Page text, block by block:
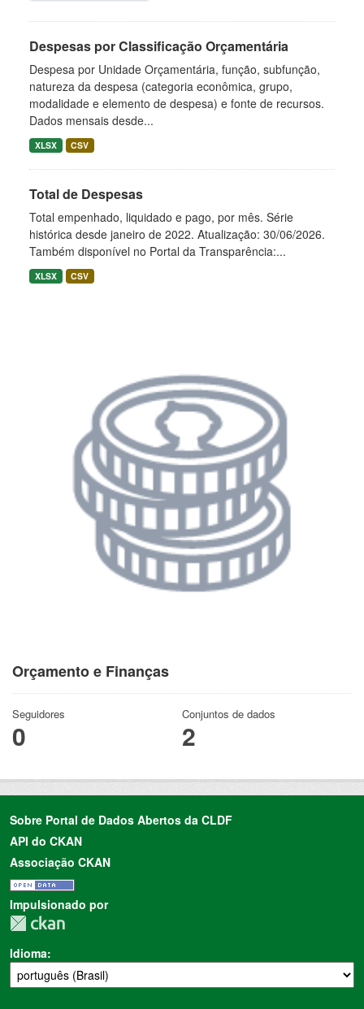
Orçamento e Finanças
Seguidores
0
Conjuntos de dados
2
Despesas por Classificação Orçamentária
Despesa por Unidade Orçamentária, função, subfunção,
natureza da despesa (categoria econômica, grupo,
modalidade e elemento de despesa) e fonte de recursos.
Dados mensais desde...
XLSX CSV
Total de Despesas
Total empenhado, liquidado e pago, por mês. Série
histórica desde janeiro de 2022. Atualização: 30/06/2026.
Também disponível no Portal da Transparência:...
XLSX CSV
Sobre Portal de Dados Abertos da CLDF
API do CKAN
Associação CKAN
Impulsionado por
Idioma